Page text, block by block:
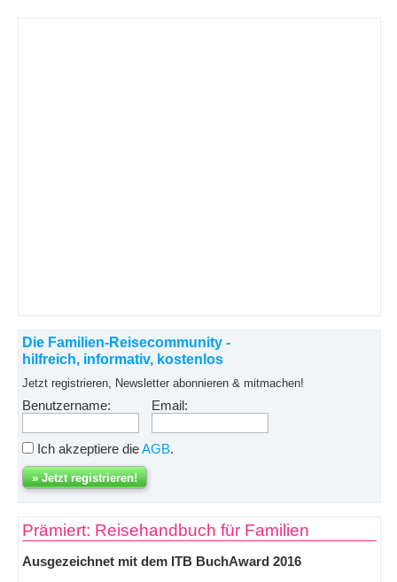
Die Familien-Reisecommunity -
hilfreich, informativ, kostenlos
Jetzt registrieren, Newsletter abonnieren & mitmachen!
Benutzername: Email:
Ich akzeptiere dieAGB.
Prämiert: Reisehandbuch für Familien
Ausgezeichnet mit dem ITB BuchAward 2016